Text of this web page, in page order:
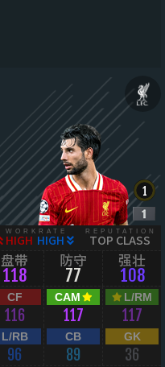
WORKRATE
HIGH HIGH
REPUTATION
TOP CLASS
盘带
118
防守
77
强壮
108
CF
116
CAM
117
L/RM
117
L/RB
96
CB
89
GK
36